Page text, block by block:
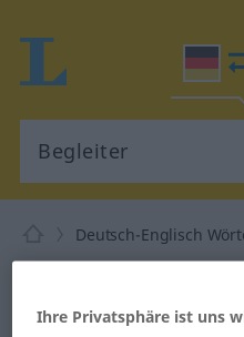
Deutsch-Englisch
Deutsch-
"Begleiter"
Ihre Privatsphäre ist uns